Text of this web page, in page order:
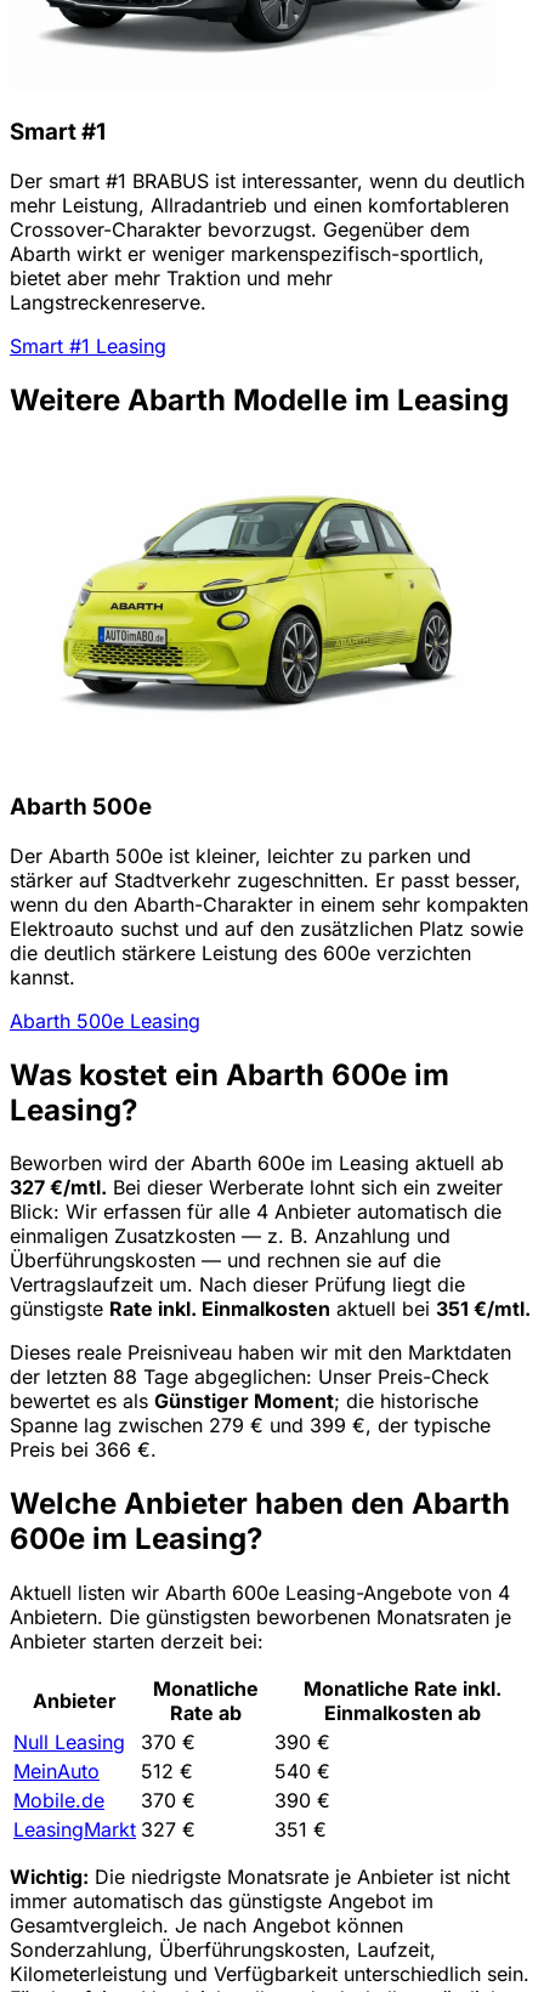
Smart #1
Der smart #1 BRABUS ist interessanter, wenn du deutlich
mehr Leistung, Allradantrieb und einen komfortableren
Crossover-Charakter bevorzugst. Gegenüber dem
Abarth wirkt er weniger markenspezifisch-sportlich,
bietet aber mehr Traktion und mehr
Langstreckenreserve.
Smart #1 Leasing
Weitere Abarth Modelle im Leasing
Abarth 500e
Der Abarth 500e ist kleiner, leichter zu parken und
stärker auf Stadtverkehr zugeschnitten. Er passt besser,
wenn du den Abarth-Charakter in einem sehr kompakten
Elektroauto suchst und auf den zusätzlichen Platz sowie
die deutlich stärkere Leistung des 600e verzichten
kannst.
Abarth 500e Leasing
Was kostet ein Abarth 600e im
Leasing?
Beworben wird der Abarth 600e im Leasing aktuell ab
327 €/mtl. Bei dieser Werberate lohnt sich ein zweiter
Blick: Wir erfassen für alle 4 Anbieter automatisch die
einmaligen Zusatzkosten — z. B. Anzahlung und
Überführungskosten — und rechnen sie auf die
Vertragslaufzeit um. Nach dieser Prüfung liegt die
günstigste Rate inkl. Einmalkosten aktuell bei 351 €/mtl.
Dieses reale Preisniveau haben wir mit den Marktdaten
der letzten 88 Tage abgeglichen: Unser Preis-Check
bewertet es als Günstiger Moment; die historische
Spanne lag zwischen 279 € und 399 €, der typische
Preis bei 366 €.
Welche Anbieter haben den Abarth
600e im Leasing?
Aktuell listen wir Abarth 600e Leasing-Angebote von 4
Anbietern. Die günstigsten beworbenen Monatsraten je
Anbieter starten derzeit bei:
Anbieter
Monatliche
Rate ab
Monatliche Rate inkl.
Einmalkosten ab
Null Leasing
370 €
390 €
MeinAuto
512 €
540 €
Mobile.de
370 €
390 €
LeasingMarkt 327 €
351 €
Wichtig: Die niedrigste Monatsrate je Anbieter ist nicht
immer automatisch das günstigste Angebot im
Gesamtvergleich. Je nach Angebot können
Sonderzahlung, Überführungskosten, Laufzeit,
Kilometerleistung und Verfügbarkeit unterschiedlich sein.